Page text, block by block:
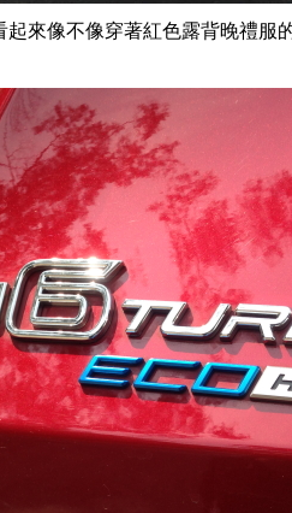
來像不像穿著紅色露背晚禮服